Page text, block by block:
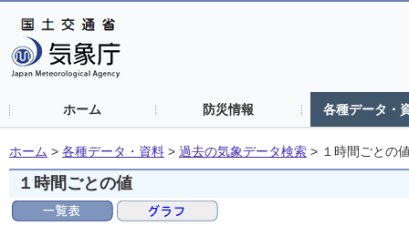
ホーム 防災情報 各種データ・
ホーム > 各種データ・資料 > 過去の気象データ検索 > １時間ごとの
１時間ごとの値